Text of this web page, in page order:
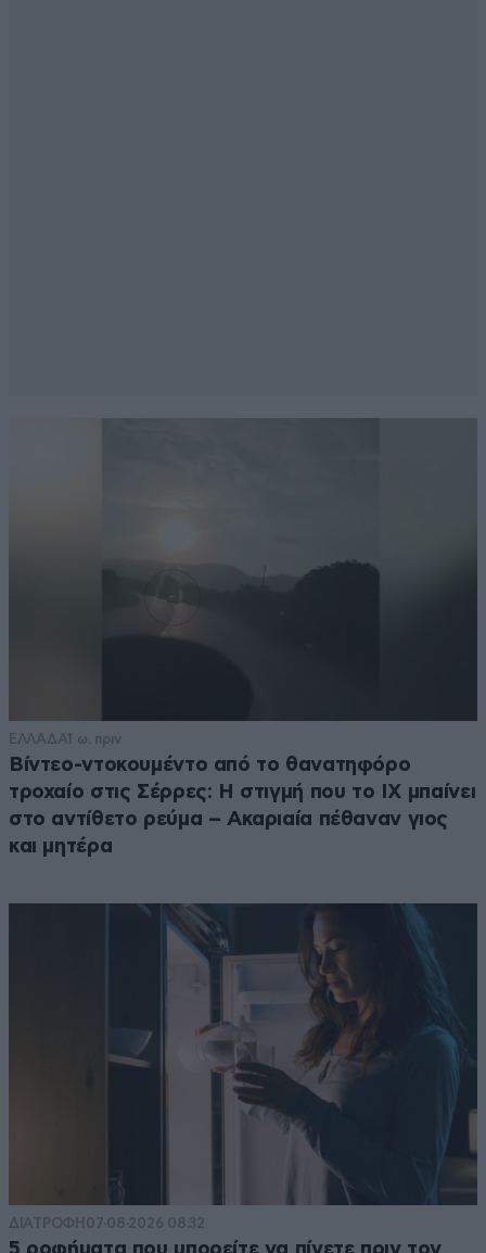
ΕΛΛΑΔΑ1 ω. πριν
Βίντεο-ντοκουμέντο από το θανατηφόρο
τροχαίο στις Σέρρες: Η στιγμή που το ΙΧ μπαίνει
στο αντίθετο ρεύμα – Ακαριαία πέθαναν γιος
και μητέρα
ΔΙΑΤΡΟΦΗ 07·08·2026 08:32